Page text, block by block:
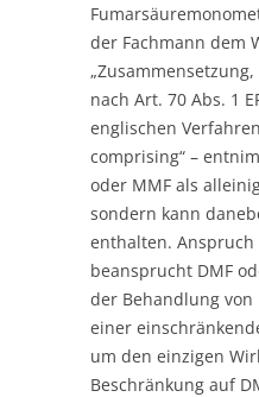
der Fachmann dem
nach Art. 70 Abs. 1
englischen
comprising“ –
oder MMF als
sondern kann
enthalten. Anspruch
beansprucht DMF
der Behandlung von
einer
um den einzigen
Beschränkung auf